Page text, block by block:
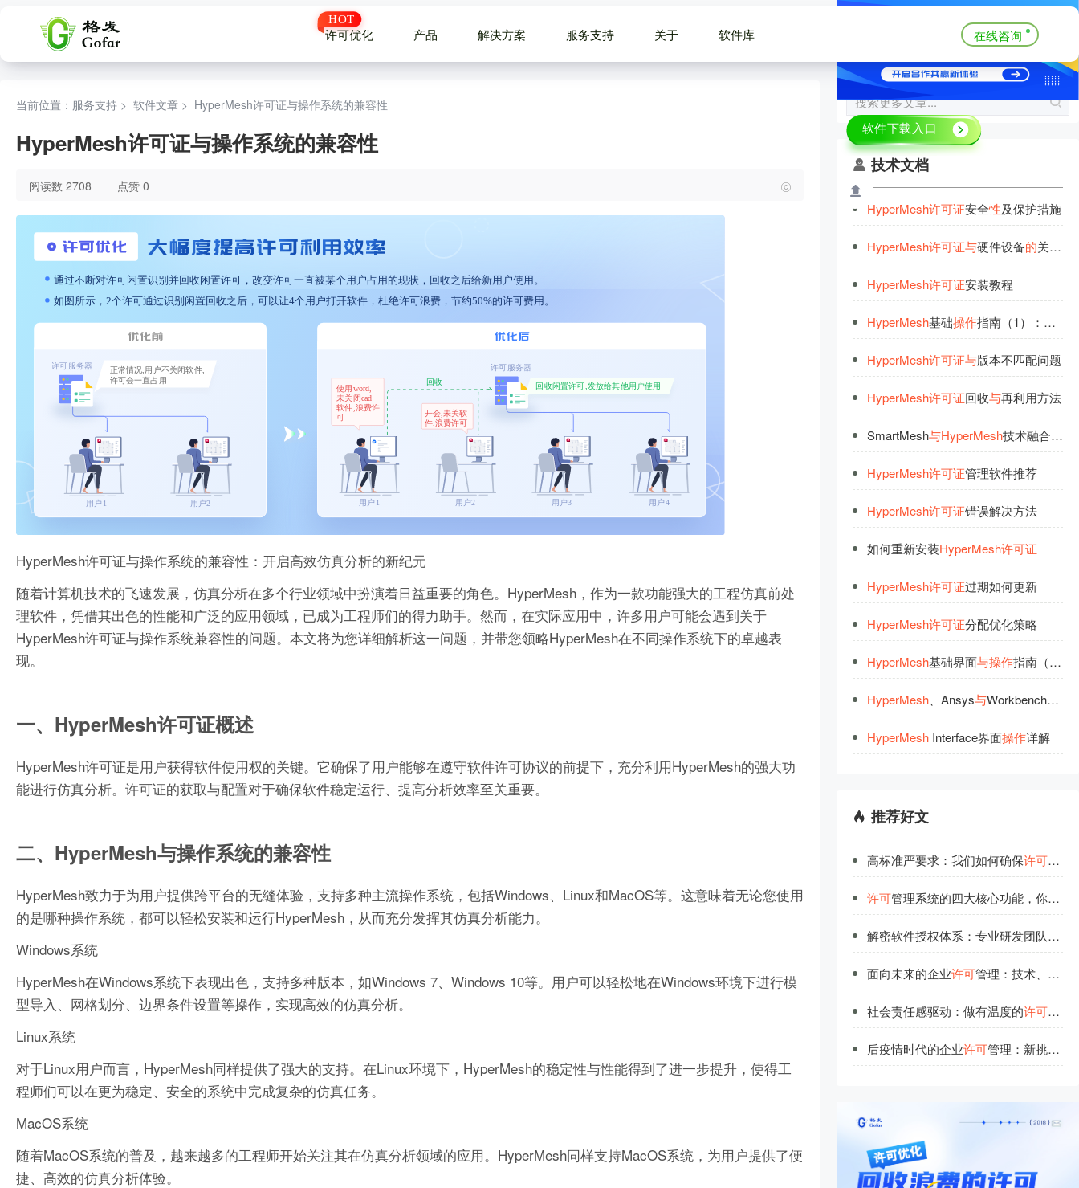
许可优化 产品 解决方案 服务支持 关于 软件库 在线咨询
当前位置：服务支持 > 软件文章 > HyperMesh许可证与操作系统的兼容性
HyperMesh许可证与操作系统的兼容性
阅读数 2708 点赞 0
HyperMesh许可证与操作系统的兼容性：开启高效仿真分析的新纪元
随着计算机技术的飞速发展，仿真分析在多个行业领域中扮演着日益重要的角色。HyperMesh，作为一款功能强大的工程仿真前处
理软件，凭借其出色的性能和广泛的应用领域，已成为工程师们的得力助手。然而，在实际应用中，许多用户可能会遇到关于
HyperMesh许可证与操作系统兼容性的问题。本文将为您详细解析这一问题，并带您领略HyperMesh在不同操作系统下的卓越表
现。
一、HyperMesh许可证概述
HyperMesh许可证是用户获得软件使用权的关键。它确保了用户能够在遵守软件许可协议的前提下，充分利用HyperMesh的强大功
能进行仿真分析。许可证的获取与配置对于确保软件稳定运行、提高分析效率至关重要。
二、HyperMesh与操作系统的兼容性
HyperMesh致力于为用户提供跨平台的无缝体验，支持多种主流操作系统，包括Windows、Linux和MacOS等。这意味着无论您使用
的是哪种操作系统，都可以轻松安装和运行HyperMesh，从而充分发挥其仿真分析能力。
Windows系统
HyperMesh在Windows系统下表现出色，支持多种版本，如Windows 7、Windows 10等。用户可以轻松地在Windows环境下进行模
型导入、网格划分、边界条件设置等操作，实现高效的仿真分析。
Linux系统
对于Linux用户而言，HyperMesh同样提供了强大的支持。在Linux环境下，HyperMesh的稳定性与性能得到了进一步提升，使得工
程师们可以在更为稳定、安全的系统中完成复杂的仿真任务。
MacOS系统
随着MacOS系统的普及，越来越多的工程师开始关注其在仿真分析领域的应用。HyperMesh同样支持MacOS系统，为用户提供了便
捷、高效的仿真分析体验。
技术文档
HyperMesh许可证安全性及保护措施
HyperMesh许可证与硬件设备的关联问题
HyperMesh许可证安装教程
HyperMesh基础操作指南（1）：界面
HyperMesh许可证与版本不匹配问题
HyperMesh许可证回收与再利用方法
SmartMesh与HyperMesh技术融合走向包
HyperMesh许可证管理软件推荐
HyperMesh许可证错误解决方法
如何重新安装HyperMesh许可证
HyperMesh许可证过期如何更新
HyperMesh许可证分配优化策略
HyperMesh基础界面与操作指南（二）‌
HyperMesh、Ansys与Workbench联合工业
HyperMeshInterface界面操作详解
推荐好文
高标准严要求：我们如何确保许可管理
许可管理系统的四大核心功能，你都了解吗？
解密软件授权体系：专业研发团队的技术解读
面向未来的企业许可管理：技术、流程与人才的协同进化
社会责任感驱动：做有温度的许可管理
后疫情时代的企业许可管理：新挑战与新机遇